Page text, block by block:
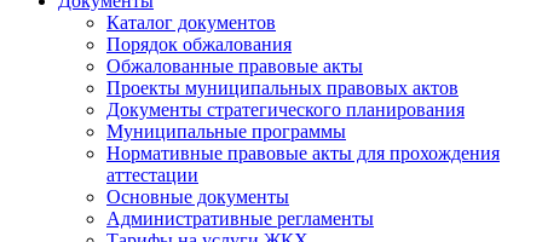
Каталог документов
Порядок обжалования
Обжалованные правовые акты
Проекты муниципальных правовых актов
Документы стратегического планирования
Муниципальные программы
Нормативные правовые акты для прохождения
аттестации
Основные документы
Административные регламенты